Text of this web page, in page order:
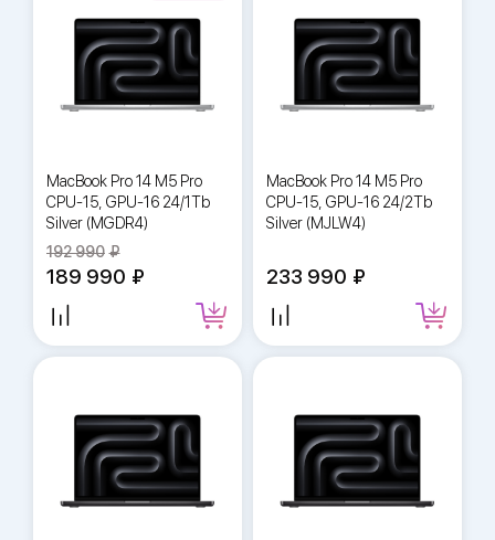
MacBook Pro 14 M5 Pro
CPU-15, GPU-16 24/1Tb
Silver (MGDR4)
192 990
189 990
MacBook Pro 14 M5 Pro
CPU-15, GPU-16 24/2Tb
Silver (MJLW4)
233 990